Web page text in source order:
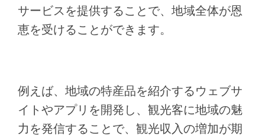
サービスを提供することで、地域全体が恩
恵を受けることができます。
例えば、地域の特産品を紹介するウェブサ
イトやアプリを開発し、観光客に地域の魅
力を発信することで、観光収入の増加が期